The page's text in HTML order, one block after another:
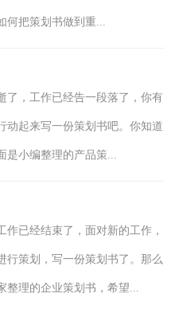
何把策划书做到重...
了，工作已经告一段落了，你有
动起来写一份策划书吧。你知道
是小编整理的产品策...
已经结束了，面对新的工作，
行策划，写一份策划书了。那么
整理的企业策划书，希望...